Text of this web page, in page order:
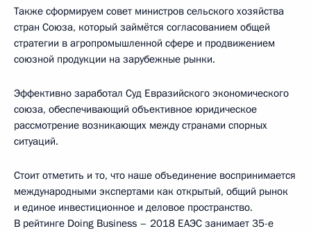
Также сформируем совет министров сельского хозяйства
стран Союза, который займётся согласованием общей
стратегии в агропромышленной сфере и продвижением
союзной продукции на зарубежные рынки.
Эффективно заработал Суд Евразийского экономического
союза, обеспечивающий объективное юридическое
рассмотрение возникающих между странами спорных
ситуаций.
Стоит отметить и то, что наше объединение воспринимается
международными экспертами как открытый, общий рынок
и единое инвестиционное и деловое пространство.
В рейтинге Doing Business – 2018 ЕАЭС занимает 35-е